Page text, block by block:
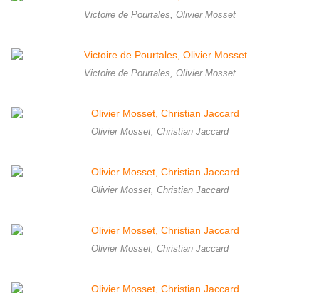
Victoire de Pourtales, Olivier Mosset
Victoire de Pourtales, Olivier Mosset
Olivier Mosset, Christian Jaccard
Olivier Mosset, Christian Jaccard
Olivier Mosset, Christian Jaccard